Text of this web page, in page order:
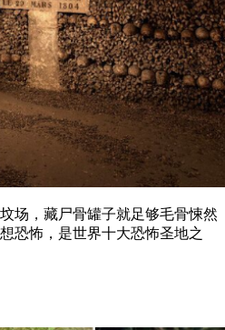
，藏尸骨罐子就足够毛骨悚然
恐怖，是世界十大恐怖圣地之